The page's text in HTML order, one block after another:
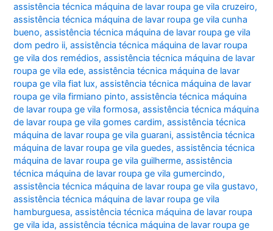
assistência técnica máquina de lavar roupa ge vila cruzeiro,
assistência técnica máquina de lavar roupa ge vila cunha
bueno,assistência técnica máquina de lavar roupa ge vila
dom pedro ii,assistência técnica máquina de lavar roupa
ge vila dos remédios,assistência técnica máquina de lavar
roupa ge vila ede,assistência técnica máquina de lavar
roupa ge vila fiat lux,assistência técnica máquina de lavar
roupa ge vila firmiano pinto,assistência técnica máquina
de lavar roupa ge vila formosa,assistência técnica máquina
de lavar roupa ge vila gomes cardim,assistência técnica
máquina de lavar roupa ge vila guarani,assistência técnica
máquina de lavar roupa ge vila guedes,assistência técnica
máquina de lavar roupa ge vila guilherme,assistência
técnica máquina de lavar roupa ge vila gumercindo,
assistência técnica máquina de lavar roupa ge vila gustavo,
assistência técnica máquina de lavar roupa ge vila
hamburguesa,assistência técnica máquina de lavar roupa
ge vila ida,assistência técnica máquina de lavar roupa ge